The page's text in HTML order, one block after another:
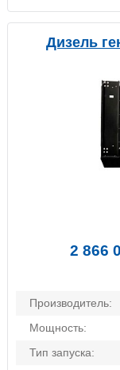
Дизель
Производитель:
Мощность:
Тип запуска:
2 866